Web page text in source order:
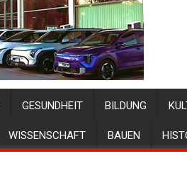
GESUNDHEIT BILDUNG
WISSENSCHAFT BAUEN